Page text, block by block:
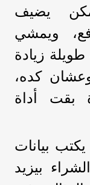
يضيف
ويمشي
زيادة
كده،
بقت أداة
بيانات
بيزيد